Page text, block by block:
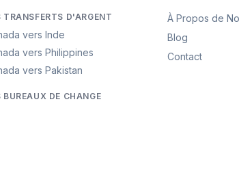
TRANSFERTS D'ARGENT
vers Inde
vers Philippines
vers Pakistan
BUREAUX DE CHANGE
À Propos de
Blog
Contact